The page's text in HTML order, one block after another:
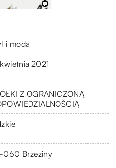
i moda
2021
Z OGRANICZONĄ
060 Brzeziny